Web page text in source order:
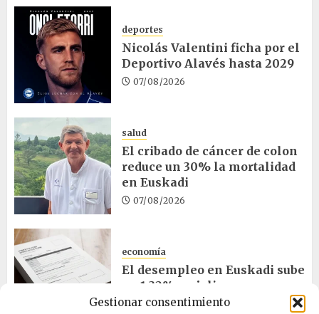
Gestionar consentimiento
deportes
Nicolás Valentini ficha por el
Deportivo Alavés hasta 2029
07/08/2026
salud
El cribado de cáncer de colon
reduce un 30% la mortalidad
en Euskadi
07/08/2026
economía
El desempleo en Euskadi sube
un 1,32% en julio
06/08/2026